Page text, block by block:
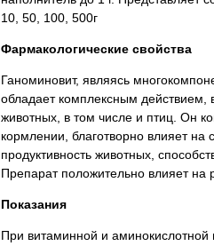
10, 50, 100, 500г
Фармакологические свойства
Ганоминовит, являясь
обладает комплексным
животных, в том числе и птиц. Он
кормлении, благотворно влияет на
продуктивность животных,
Препарат положительно влияет на
Показания
При витаминной и аминокислотной